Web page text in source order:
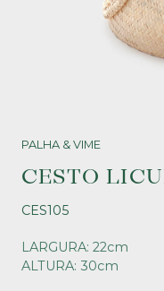
PALHA & VIME
CESTO
CES105
LARGURA: 22cm
ALTURA: 30cm